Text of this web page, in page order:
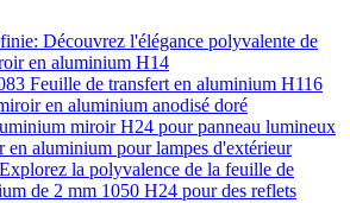
Découvrez l'élégance polyvalente de
en aluminium H14
Feuille de transfert en aluminium H116
en aluminium anodisé doré
miroir H24 pour panneau lumineux
en aluminium pour lampes d'extérieur
la polyvalence de la feuille de
de 2 mm 1050 H24 pour des reflets